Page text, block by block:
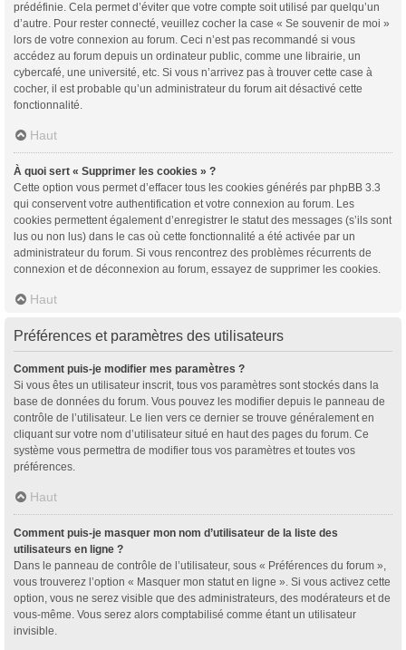
prédéfinie. Cela permet d’éviter que votre compte soit utilisé par quelqu’un
d’autre. Pour rester connecté, veuillez cocher la case « Se souvenir de moi »
lors de votre connexion au forum. Ceci n’est pas recommandé si vous
accédez au forum depuis un ordinateur public, comme une librairie, un
cybercafé, une université, etc. Si vous n’arrivez pas à trouver cette case à
cocher, il est probable qu’un administrateur du forum ait désactivé cette
fonctionnalité.
Haut
À quoi sert « Supprimer les cookies » ?
Cette option vous permet d’effacer tous les cookies générés par phpBB 3.3
qui conservent votre authentification et votre connexion au forum. Les
cookies permettent également d’enregistrer le statut des messages (s’ils sont
lus ou non lus) dans le cas où cette fonctionnalité a été activée par un
administrateur du forum. Si vous rencontrez des problèmes récurrents de
connexion et de déconnexion au forum, essayez de supprimer les cookies.
Haut
Préférences et paramètres des utilisateurs
Comment puis-je modifier mes paramètres ?
Si vous êtes un utilisateur inscrit, tous vos paramètres sont stockés dans la
base de données du forum. Vous pouvez les modifier depuis le panneau de
contrôle de l’utilisateur. Le lien vers ce dernier se trouve généralement en
cliquant sur votre nom d’utilisateur situé en haut des pages du forum. Ce
système vous permettra de modifier tous vos paramètres et toutes vos
préférences.
Haut
Comment puis-je masquer mon nom d’utilisateur de la liste des
utilisateurs en ligne ?
Dans le panneau de contrôle de l’utilisateur, sous « Préférences du forum »,
vous trouverez l’option « Masquer mon statut en ligne ». Si vous activez cette
option, vous ne serez visible que des administrateurs, des modérateurs et de
vous-même. Vous serez alors comptabilisé comme étant un utilisateur
invisible.